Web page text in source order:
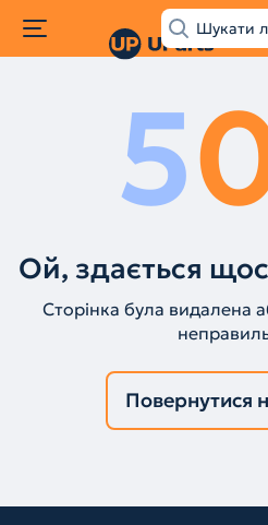
5
Ой, здається
Сторінка була видалена
Повернутися